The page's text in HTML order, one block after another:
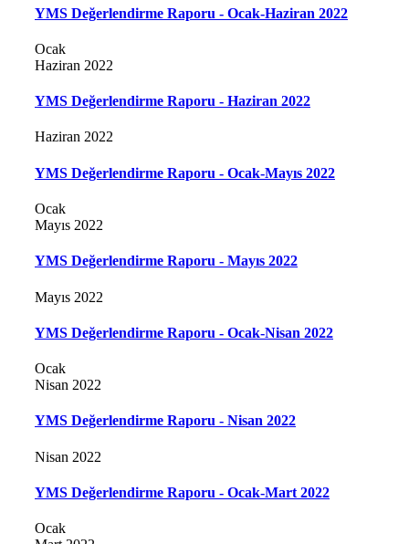
YMS Değerlendirme Raporu - Ocak-Haziran 2022
Ocak
Haziran 2022
YMS Değerlendirme Raporu - Haziran 2022
Haziran 2022
YMS Değerlendirme Raporu - Ocak-Mayıs 2022
Ocak
Mayıs 2022
YMS Değerlendirme Raporu - Mayıs 2022
Mayıs 2022
YMS Değerlendirme Raporu - Ocak-Nisan 2022
Ocak
Nisan 2022
YMS Değerlendirme Raporu - Nisan 2022
Nisan 2022
YMS Değerlendirme Raporu - Ocak-Mart 2022
Ocak